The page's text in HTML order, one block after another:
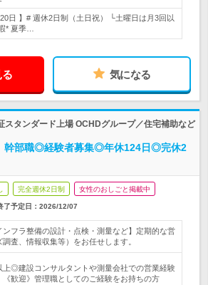
日 】# 週休2日制（土日祝） └土曜日は月3回以
* 夏季…
気になる
スタンダード上場 OCHDグループ／住宅補助など
幹部職◎経験者募集◎年休124日◎完休2
完全週休2日制 女性のおしごと掲載中
了予定日： 2026/12/07
ンフラ整備の設計・点検・測量など】定期的な営
査、情報収集等）をお任せします。
上◎建設コンサルタントや測量会社での営業経験
歓迎》管理職としてのご経験をお持ちの方